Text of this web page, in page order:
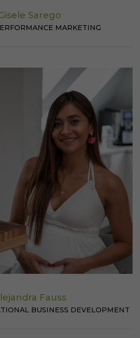
Sarego
MARKETING
Fauss
BUSINESS DEVELOPMENT